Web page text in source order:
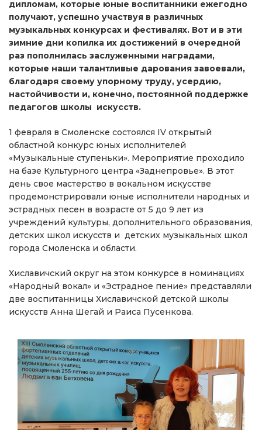
дипломам, которые юные воспитанники ежегодно
получают, успешно участвуя в различных
музыкальных конкурсах и фестивалях. Вот и в эти
зимние дни копилка их достижений в очередной
раз пополнилась заслуженными наградами,
которые наши талантливые дарования завоевали,
благодаря своему упорному труду, усердию,
настойчивости и, конечно, постоянной поддержке
педагогов школы искусств.
1 февраля в Смоленске состоялся IV открытый
областной конкурс юных исполнителей
«Музыкальные ступеньки». Мероприятие проходило
на базе Культурного центра «Заднепровье». В этот
день свое мастерство в вокальном искусстве
продемонстрировали юные исполнители народных и
эстрадных песен в возрасте от 5 до 9 лет из
учреждений культуры, дополнительного образования,
детских школ искусств и детских музыкальных школ
города Смоленска и области.
Хиславичский округ на этом конкурсе в номинациях
«Народный вокал» и «Эстрадное пение» представляли
две воспитанницы Хиславичской детской школы
искусств Анна Шегай и Раиса Пусенкова.